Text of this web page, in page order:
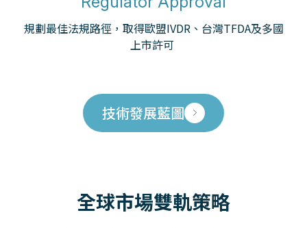
規劃最佳法規路徑，取得歐盟IVDR、台灣TFDA及多國
上市許可
技術發展藍圖
全球市場雙軌策略